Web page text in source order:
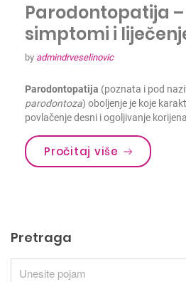
Parodontopatija –
simptomi i
by admindrveselinovic
Parodontopatija (poznata i pod
parodontoza) oboljenje je koje
povlačenje desni i ogoljivanje
Pročitaj više
Pretraga